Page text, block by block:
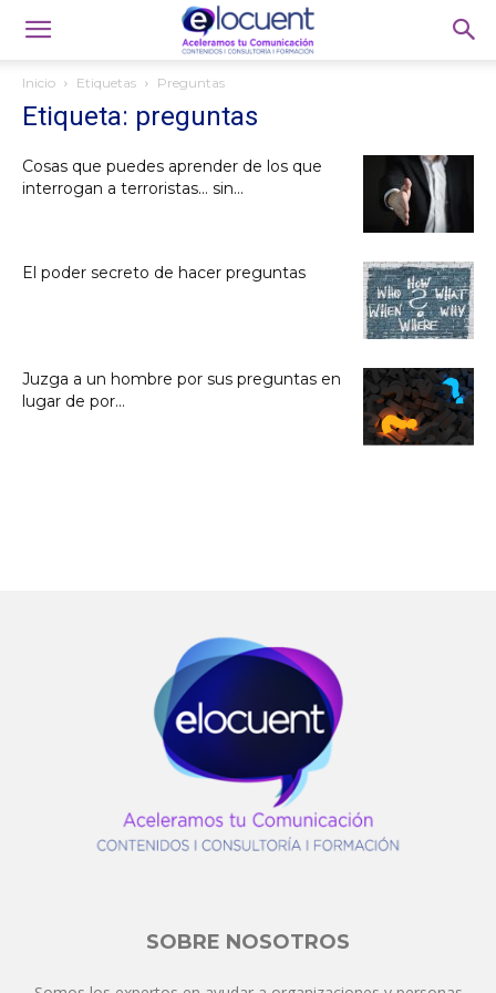
Inicio Etiquetas Preguntas
Etiqueta: preguntas
Cosas que puedes aprender de los que
interrogan a terroristas… sin...
El poder secreto de hacer preguntas
Juzga a un hombre por sus preguntas en
lugar de por...
SOBRE NOSOTROS